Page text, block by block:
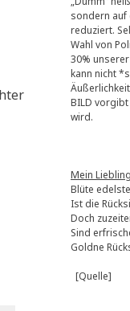
sondern auf
reduziert.
Wahl von
30%
kann nicht
BILD
wird.
Mein
Blüte
Ist die
Doch
Sind
Goldne
[Quelle]